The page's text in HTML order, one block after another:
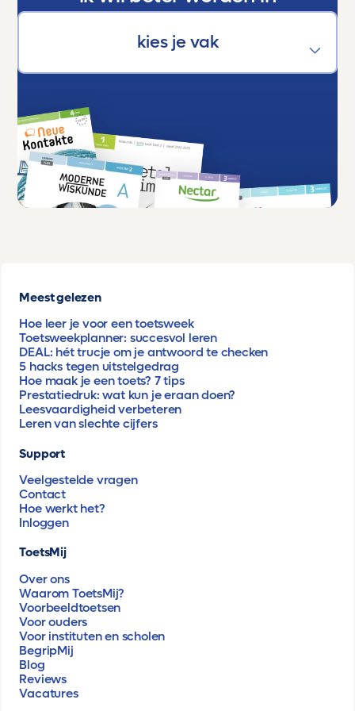
Meest gelezen
Hoe leer je voor een toetsweek
Toetsweekplanner: succesvol leren
DEAL: hét trucje om je antwoord te checken
5 hacks tegen uitstelgedrag
Hoe maak je een toets? 7 tips
Prestatiedruk: wat kun je eraan doen?
Leesvaardigheid verbeteren
Leren van slechte cijfers
Support
Veelgestelde vragen
Contact
Hoe werkt het?
Inloggen
ToetsMij
Over ons
Waarom ToetsMij?
Voorbeeldtoetsen
Voor ouders
Voor instituten en scholen
BegripMij
Blog
Reviews
Vacatures